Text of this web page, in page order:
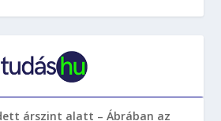
árszint alatt – Ábrában az